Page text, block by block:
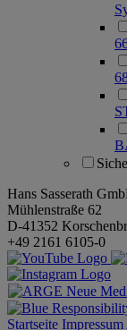
Hans Sasserath
Mühlenstraße 62
D-41352
+49 2161 6105-0
Startseite Impressum